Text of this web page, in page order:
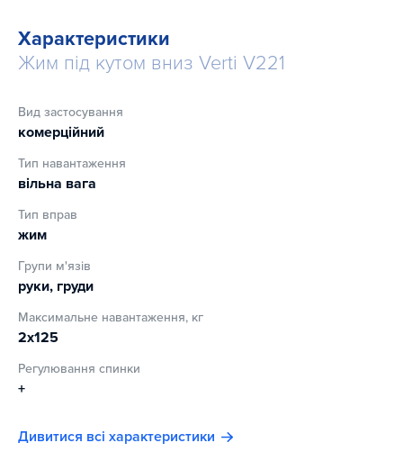
Характеристики
Жим під кутом вниз Verti V221
Вид застосування
комерційний
Тип навантаження
вільна вага
Тип вправ
жим
Групи м'язів
руки, груди
Максимальне навантаження, кг
2х125
Регулювання спинки
+
Дивитися всі характеристики